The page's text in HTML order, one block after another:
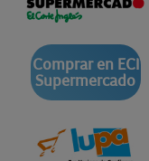
Comprar en ECI
Supermercado